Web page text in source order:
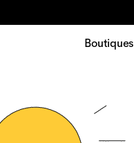
Boutiques